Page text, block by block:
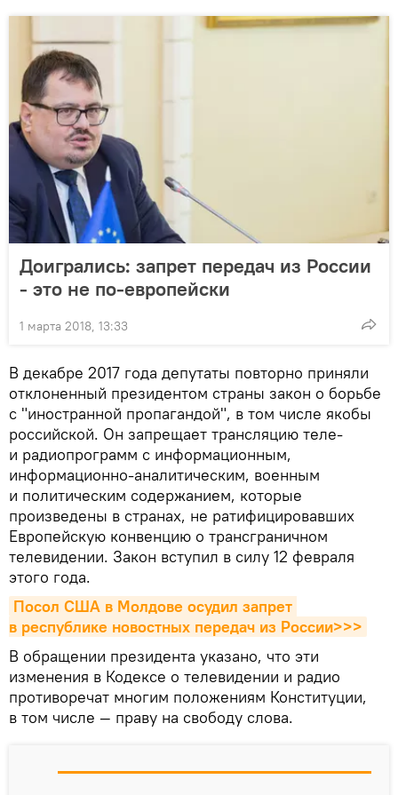
Доигрались: запрет передач из России
- это не по-европейски
1 марта 2018, 13:33
В декабре 2017 года депутаты повторно приняли
отклоненный президентом страны закон о борьбе
с "иностранной пропагандой", в том числе якобы
российской. Он запрещает трансляцию теле-
и радиопрограмм с информационным,
информационно-аналитическим, военным
и политическим содержанием, которые
произведены в странах, не ратифицировавших
Европейскую конвенцию о трансграничном
телевидении. Закон вступил в силу 12 февраля
этого года.
Посол США в Молдове осудил запрет
в республике новостных передач из России>>>
В обращении президента указано, что эти
изменения в Кодексе о телевидении и радио
противоречат многим положениям Конституции,
в том числе — праву на свободу слова.